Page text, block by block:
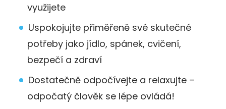
využijete
Uspokojujte přiměřeně své skutečné
potřeby jako jídlo, spánek, cvičení,
bezpečí a zdraví
Dostatečně odpočívejte a relaxujte –
odpočatý člověk se lépe ovládá!